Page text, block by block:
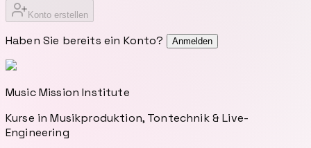
Konto erstellen
Haben Sie bereits ein Konto? Anmelden
Music Mission Institute
Kurse in Musikproduktion, Tontechnik & Live-
Engineering